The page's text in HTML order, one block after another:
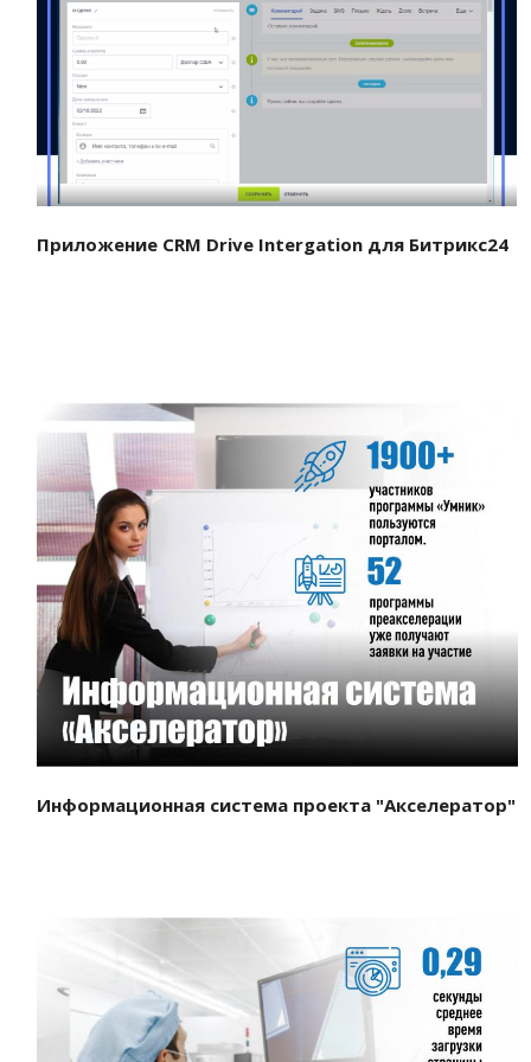
Смотреть проект
Приложение CRM Drive Intergation для Битрикс24
Смотреть проект
Информационная система проекта "Акселератор"